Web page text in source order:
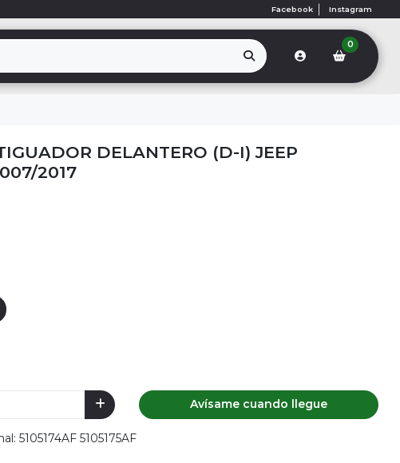
Facebook Instagram
0
DELANTERO (D-I) JEEP
2017
Avísame cuando llegue
5105174AF 5105175AF